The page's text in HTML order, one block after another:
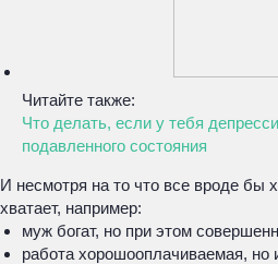
Читайте также:
Что делать, если у тебя
подавленного состояния
И несмотря на то что все вроде бы
хватает, например:
муж богат, но при этом
работа хорошооплачиваемая, но